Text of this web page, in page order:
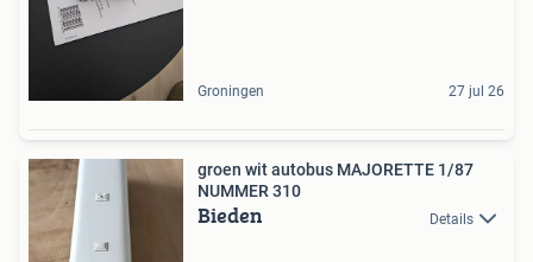
Groningen 27 jul 26
groen wit autobus MAJORETTE 1/87
NUMMER 310
Bieden Details